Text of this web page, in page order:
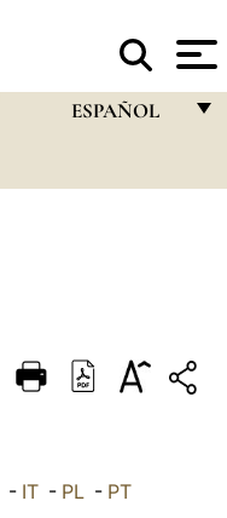
ESPAÑOL
DEUTSCH
العربيّة - IT - PL - PT